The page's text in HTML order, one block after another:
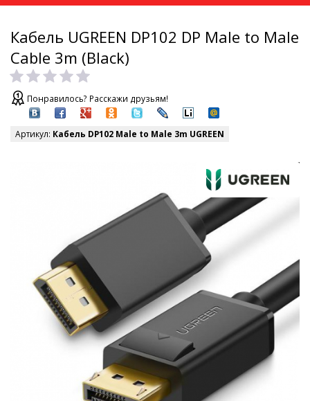
Кабель UGREEN DP102 DP Male to Male
Cable 3m (Black)
Понравилось? Расскажи друзьям!
Артикул: Кабель DP102 Male to Male 3m UGREEN